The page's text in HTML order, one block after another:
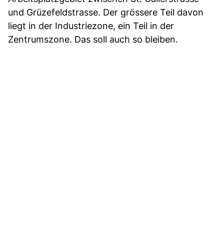
und Grüzefeldstrasse. Der grössere Teil davon
liegt in der Industriezone, ein Teil in der
Zentrumszone. Das soll auch so bleiben.